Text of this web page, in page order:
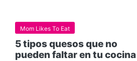
Mom Likes To Eat
5 tipos quesos que no
pueden faltar en tu cocina